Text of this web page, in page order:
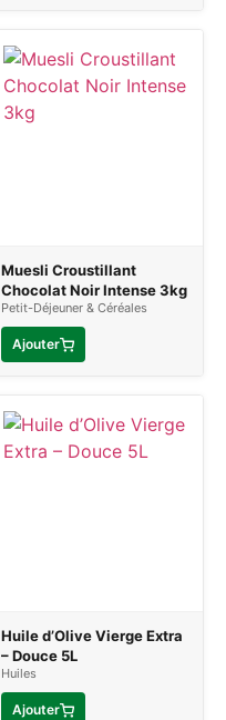
Muesli Croustillant
Chocolat Noir Intense 3kg
Petit-Déjeuner & Céréales
Ajouter
Huile d’Olive Vierge Extra
– Douce 5L
Huiles
Ajouter